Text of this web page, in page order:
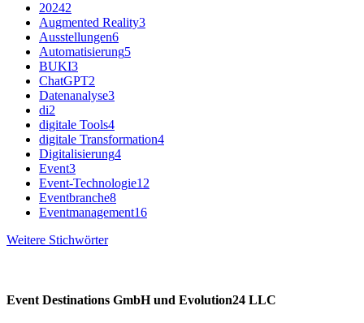
20242
Augmented Reality3
Ausstellungen6
Automatisierung5
BUKI3
ChatGPT2
Datenanalyse3
di2
digitale Tools4
digitale Transformation4
Digitalisierung4
Event3
Event-Technologie12
Eventbranche8
Eventmanagement16
Weitere Stichwörter
Event Destinations GmbH und Evolution24 LLC